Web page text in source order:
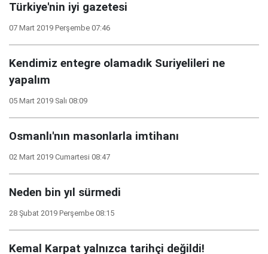
Türkiye'nin iyi gazetesi
07 Mart 2019 Perşembe 07:46
Kendimiz entegre olamadık Suriyelileri ne
yapalım
05 Mart 2019 Salı 08:09
Osmanlı'nın masonlarla imtihanı
02 Mart 2019 Cumartesi 08:47
Neden bin yıl sürmedi
28 Şubat 2019 Perşembe 08:15
Kemal Karpat yalnızca tarihçi değildi!